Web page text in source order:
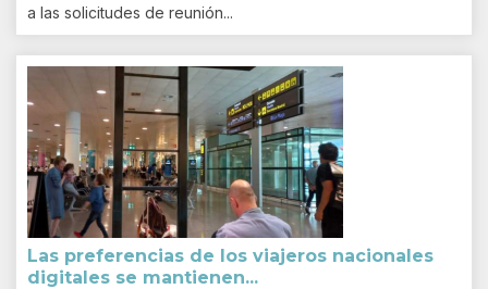
a las solicitudes de reunión...
Las preferencias de los viajeros nacionales
digitales se mantienen...